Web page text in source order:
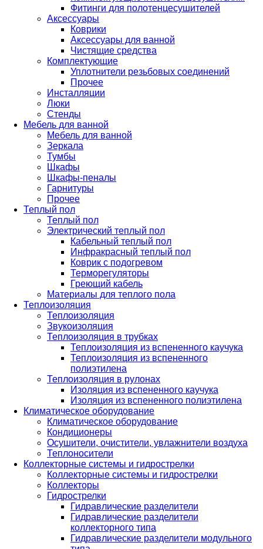
Фитинги для полотенцесушителей
Аксессуары
Коврики
Аксессуары для ванной
Чистящие средства
Комплектующие
Уплотнители резьбовых соединений
Прочее
Инсталляции
Люки
Стенды
Мебель для ванной
Мебель для ванной
Зеркала
Тумбы
Шкафы
Шкафы-пеналы
Гарнитуры
Прочее
Теплый пол
Теплый пол
Электрический теплый пол
Кабельный теплый пол
Инфракрасный теплый пол
Коврик с подогревом
Терморегуляторы
Греющий кабель
Материалы для теплого пола
Теплоизоляция
Теплоизоляция
Звукоизоляция
Теплоизоляция в трубках
Теплоизоляция из вспененного каучука
Теплоизоляция из вспененного
полиэтилена
Теплоизоляция в рулонах
Изоляция из вспененного каучука
Изоляция из вспененного полиэтилена
Климатическое оборудование
Климатическое оборудование
Кондиционеры
Осушители, очистители, увлажнители воздуха
Теплоносители
Коллекторные системы и гидрострелки
Коллекторные системы и гидрострелки
Коллекторы
Гидрострелки
Гидравлические разделители
Гидравлические разделители
коллекторного типа
Гидравлические разделители модульного